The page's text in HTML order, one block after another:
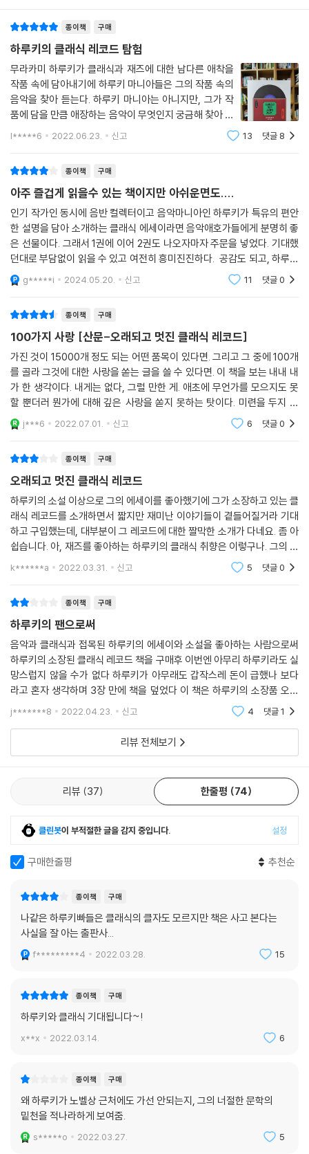
16 슈만 피아노협주곡 A단조 작품번호 54
17 차이콥스키 교향곡 2번 [소러시아] C단조 작품번호 17
18 쇤베르크 [달에 홀린 피에로] 작품번호 21
19 슈베르트 현악사중주 14번 [죽음과 소녀] D단조 D.810
20 브람스 [알토 랩소디] 작품번호 53
21 도메니코 스카를라티 건반소나타집
22 멘델스존 [한여름 밤의 꿈]
24 베토벤 바이올린협주곡 D장조 작품번호 61
26 하이든 현악사중주 61번 [5도] D단조 작품번호 76-2
27 쿠르트 바일 [서푼짜리 오페라] 모음곡
28 쿠르트 바일 [서푼짜리 오페라] (오페라판)
29 모차르트 피아노협주곡 24번 C단조 K.491
30 버르토크 바이올린소나타 1번
31 베토벤 피아노협주곡 3번 C단조 작품번호 37
33 거슈윈 가극 [포기와 베스]
34 모차르트 클라리넷오중주 A장조 K.581
35 쇼팽 전주곡 작품번호 28
36 J. S. 바흐 B단조 미사 BWV.232
37 리스트 [메피스토 왈츠] 피아노 편
38 리스트 [메피스토 왈츠] 관현악 편
39 시벨리우스 바이올린협주곡 D단조 작품번호 47
40 페르골레시 [스타바트마테르]
42 슈베르트 교향곡 8번 [미완성] B단조 D.759
43 J. S. 바흐 [영국 모음곡] 3번 G단조 BWV.808
44 브루크너 교향곡 7번 E장조
45 쇤베르크 세 개의 피아노곡 작품번호 11
46 차이콥스키 피아노삼중주 [위대한 예술가의 추억을 위해] A단조 작품
번호 50
47 베토벤 삼중협주곡 C장조 작품번호 56
49 모차르트 협주교향곡 E♭장조 K.364
51 리스트 피아노소나타 B단조
52 슈만 교향곡 3번 [라인] E♭장조 작품번호 97
53 페르골레시 [콘체르토 아르모니코]
54 바그너 [뉘른베르크의 명가수] 1막을 위한 전주곡
55 바그너 [발퀴레의 기행]
56 모차르트 피아노소나타 14번 C단조 K.457 + 환상곡 C단조 K.475
57 힌데미트 교향곡 [화가 마티스]
58 슈만 [크라이슬레리아나] 작품번호 16
60 코렐리 합주협주곡 [크리스마스 협주곡] G단조 작품번호 6-8
61 그리그 피아노협주곡 A단조 작품번호 16
63 모차르트 바이올린협주곡 3번 G장조 K.216
65 J. S. 바흐 첼로소나타 3번 G단조 BWV.1029
67 베토벤 피아노협주곡 5번 [황제] E♭장조 작품번호 73
68 드보르자크 교향곡 8번 [영국] G장조 작품번호 88
69 드보르자크 교향곡 9번 [신세계로부터] E단조 작품번호 95
70 모차르트 디베르티멘토 E♭장조 K.563
71 그리그 [페르귄트]
73 라벨 [쿠프랭의 무덤]
74 차이콥스키 환상곡 [프란체스카 다 리미니] 작품번호 32
78 쇼팽 피아노소나타 2번 [장송] B♭단조 작품번호 35
79 슈베르트 교향곡 6번 C장조 D.589
80 멘델스존 현악팔중주 E♭장조 작품번호 20
81 라모 클라브생 곡집
82 쇼팽 스케르초 3번 C#단조 작품번호 39
수』에서 인상적인 단편소설로 탄생한 슈만의 〈사육제〉 등 소설 제목에 전
면적으로 등장했던 곡이 먼저 눈길을 끌고, 『해변의 카프카』의 베토벤 피
아노삼중주 〈대공〉, 『노르웨이의 숲』의 브람스 피아노협주곡 2번 등 그간
의 대표작에서 인물 심리와 취향을 드러내는 데 효과적인 역할을 한 곡들
도 언급된다. 하차투랸의 바이올린협주곡을 들으면서는 스스로 팬이라고
여러 번 밝힌 레이먼드 챈들러의 장편소설 『기나긴 이별』의 한 구절을 인
경이롭고 감탄할 하루키만의 플레이리스트
세계적인 작가이니 음악 감상법에도 자기만의 고집이 있지 않을까 싶지만,
무라카미 하루키가 레코드를 사고 듣는 기준은 지극히 개인적이고 단순하
다. 세일품 상자를 뒤지다가 그저 재킷 디자인이 마음에 들어서 집어들기
도 하고, 가격이 너무 저렴해서 사버리기도 한다. 어떤 레코드는 틀기만 하
면 잠이 들어버리는 탓에 낮잠의 배경음악으로 애용한다고 밝힌다. 그만큼
스의 세계에서 재능을 소모하고 사라져간 음악가의 흔적을 겸허하게 바라
보고, 거장의 젊은 시절 발자취를 담담하게 더듬어간다. 단순한 취미생활
에세이를 넘어 일가를 이룬 작가로서 다른 분야의 예술을 탐닉하고 또 경
외하는 자세를 엿볼 수 있는 보물 같은 책이다.
종이책 구매
하루키의 클래식 레코드 탐험
무라카미 하루키가 클래식과 재즈에 대한 남다른 애착을
작품 속에 담아내기에 하루키 마니아들은 그의 작품 속의
음악을 찾아 듣는다. 하루키 마니아는 아니지만, 그가 작
품에 담을 만큼 애장하는 음악이 무엇인지 궁금해 찾아 들
었기에 하루키가 소장한 클래식 음반을 담았다는 이 책이
궁금할 수밖에 없었다. 나름 클래식을 좋아한다고 생각했
l*****6 2022.06.23. 신고 13 댓글 8
종이책 구매
아주 즐겁게 읽을수 있는 책이지만 아쉬운면도....
인기 작가인 동시에 음반 컬렉터이고 음악마니아인 하루키가 특유의 편안
한 설명을 담아 소개하는 클래식 에세이라면 음악애호가들에게 분명히 좋
은 선물이다. 그래서 1권에 이어 2권도 나오자마자 주문을 넣었다. 기대했
던대로 부담없이 읽을 수 있고 여전히 흥미진진하다. 공감도 되고, 하루키
의 흥미로운 취향과 주관에 미소짓게 되고 예리한 시선에 놀라게 된다.그
렇지만 1권부터 고
g*****i 2024.05.20. 신고 11 댓글0
종이책 구매
100가지 사랑 [산문-오래되고 멋진 클래식 레코드]
가진 것이 15000개 정도 되는 어떤 품목이 있다면. 그리고 그 중에 100개
를 골라 그것에 대한 사랑을 쏟는 글을 쓸 수 있다면. 이 책을 보는 내내 내
가 한 생각이다. 내게는 없다, 그럴 만한 게. 애초에 무언가를 모으지도 못
할 뿐더러 뭔가에 대해 깊은 사랑을 쏟지 못하는 탓이다. 미련을 두지 않
는, 괜찮은 내 성격으로 여겨 왔는데 이번 참에는 좀 섭섭하다. 중요한 보물
하나를 알아
j***6 2022.07.01. 신고 6 댓글0
종이책 구매
오래되고 멋진 클래식 레코드
하루키의 소설 이상으로 그의 에세이를 좋아했기에 그가 소장하고 있는 클
래식 레코드를 소개하면서 짧지만 재미난 이야기들이 곁들어질거라 기대
하고 구입했는데, 대부분이 그 레코드에 대한 짤막한 소개가 다네요. 좀 아
쉽습니다. 아, 재즈를 좋아하는 하루키의 클래식 취향은 이렇구나. 그의 집
한쪽 벽면엔 이런 클래식 레코드가 구비되어 있군. 이 정도 알 수 있는 책이
k******a 2022.03.31. 신고 5 댓글0
종이책 구매
하루키의 팬으로써
음악과 클래식과 접목된 하루키의 에세이와 소설을 좋아하는 사람으로써
하루키의 소장된 클래식 레코드 책을 구매후 이번엔 아무리 하루키라도 실
망스럽지 않을 수가 없다 하루키가 아무래도 갑작스레 돈이 급했나 보다
라고 혼자 생각하며 3장 만에 책을 덮었다 이 책은 하루키의 소장품 오래
된 클래식 lp 판 간략 소개 버전이라 보면 된다 소설도 에세이도 그 무엇도
도록도 아닌 그냥
j*******8 2022.04.23. 신고 4 댓글1
리뷰 전체보기
리뷰 37 한줄평 74
클린봇이 부적절한 글을 감지 중입니다. 설정
구매한줄평 추천순
종이책 구매
나같은 하루키빠들은 클래식의 클자도 모르지만 책은 사고 본다는
사실을 잘 아는 출판사...
f*********4 2022.03.28. 15
종이책 구매
하루키와 클래식 기대됩니다~!
x**x 2022.03.14. 6
종이책 구매
왜 하루키가 노벨상 근처에도 가선 안되는지, 그의 너절한 문학의
밑천을 적나라하게 보여줌.
s*****o 2022.03.27. 5